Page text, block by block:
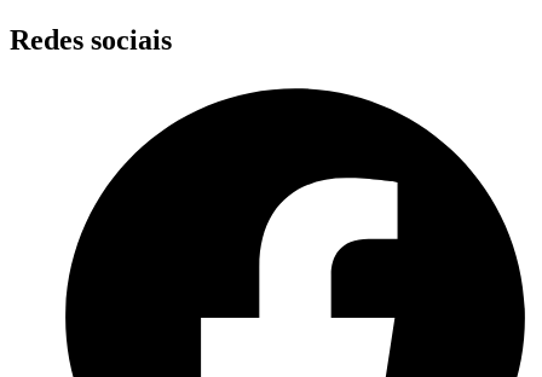
Skip
to
Redes sociais